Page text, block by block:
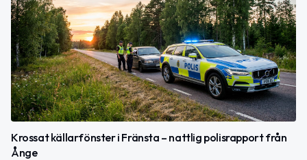
Krossat källarfönster i Fränsta – nattlig polisrapport från
Ånge